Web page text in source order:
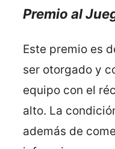
Premio al
Este premio es
ser otorgado y
equipo con el
alto. La
además de